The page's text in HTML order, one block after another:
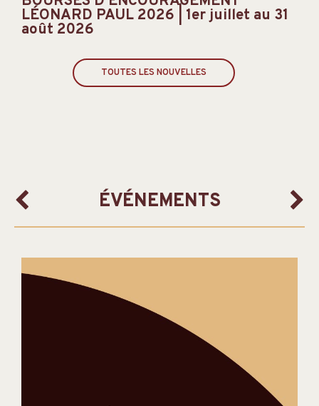
LÉONARD PAUL 2026 | 1er juillet au 31
août 2026
TOUTES LES NOUVELLES
ÉVÉNEMENTS